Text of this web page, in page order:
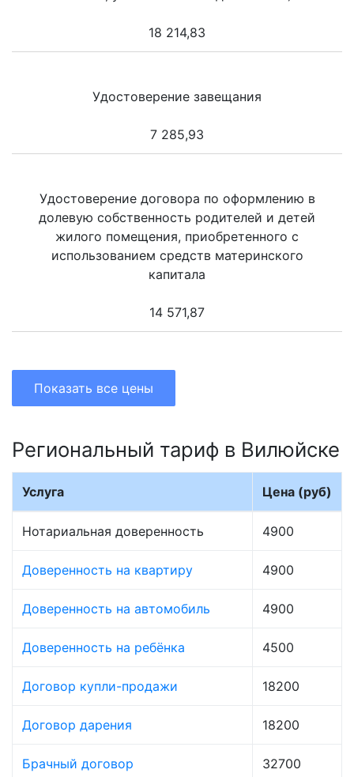
18 214,83
Удостоверение завещания
7 285,93
Удостоверение договора по оформлению в
долевую собственность родителей и детей
жилого помещения, приобретенного с
использованием средств материнского
капитала
14 571,87
Показать все цены
Региональный тариф в Вилюйске
Услуга Цена (руб)
Нотариальная доверенность 4900
Доверенность на квартиру 4900
Доверенность на автомобиль 4900
Доверенность на ребёнка 4500
Договор купли-продажи 18200
Договор дарения 18200
Брачный договор 32700